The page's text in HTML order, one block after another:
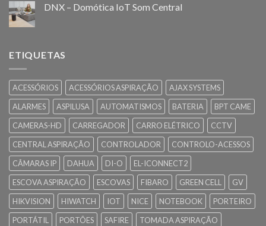
DNX – Domótica IoT Som Central
ETIQUETAS
ACESSÓRIOS ACESSÓRIOS ASPIRAÇÃO
AJAX SYSTEMS
ALARMES
ASPILUSA AUTOMATISMOS BATERIA
BPT CAME
CAMERAS-HD
CARREGADOR CARRO ELÉTRICO
CCTV
CENTRAL ASPIRAÇÃO
CONTROLADOR
CONTROLO-ACESSOS
CÂMARAS IP
DAHUA DI-O
EL-ICONNECT2
ESCOVA ASPIRAÇÃO
ESCOVAS FIBARO GREEN CELL
GV
HIKVISION
HIWATCH IOT NICE NOTEBOOK
PORTEIRO
PORTÁTIL
PORTÕES SAFIRE
TOMADA ASPIRAÇÃO